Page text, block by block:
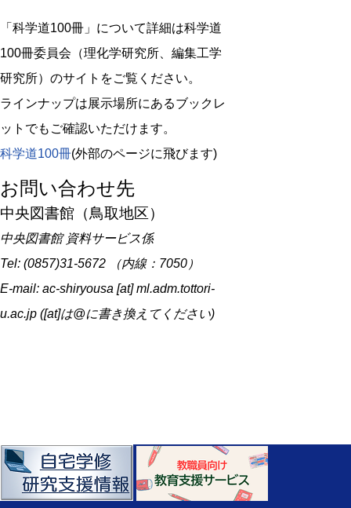
「科学道100冊」について詳細は科学道
100冊委員会（理化学研究所、編集工学
研究所）のサイトをご覧ください。
ラインナップは展示場所にあるブックレ
ットでもご確認いただけます。
科学道100冊(外部のページに飛びます)
お問い合わせ先
中央図書館（鳥取地区）
中央図書館 資料サービス係
Tel: (0857)31-5672 （内線：7050）
E-mail: ac-shiryousa [at] ml.adm.tottori-
u.ac.jp ([at]は@に書き換えてください)